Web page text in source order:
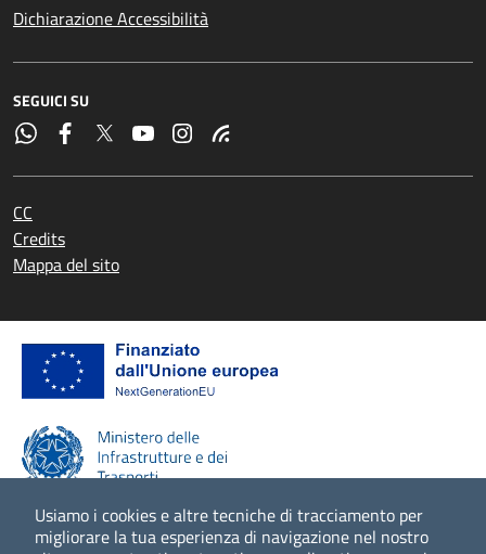
Usiamo i cookies e altre tecniche di tracciamento per
migliorare la tua esperienza di navigazione nel nostro
Dichiarazione Accessibilità
SEGUICI SU
CC
Credits
Mappa del sito